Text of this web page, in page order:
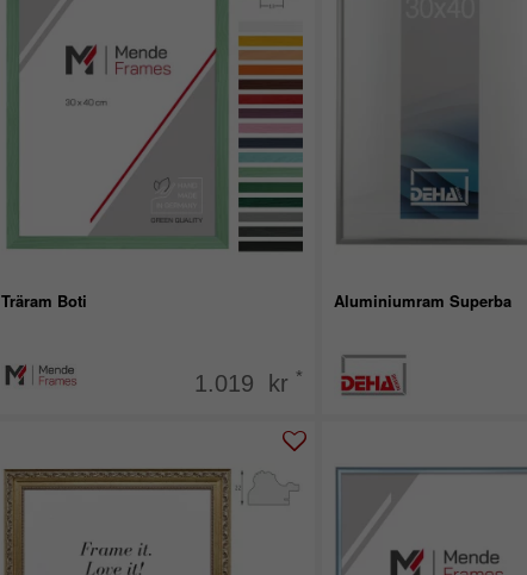
Träram Boti
1.019 kr *
Aluminiumram Superba